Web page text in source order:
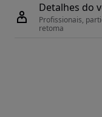
Detalhes do
Profissionais,
retoma